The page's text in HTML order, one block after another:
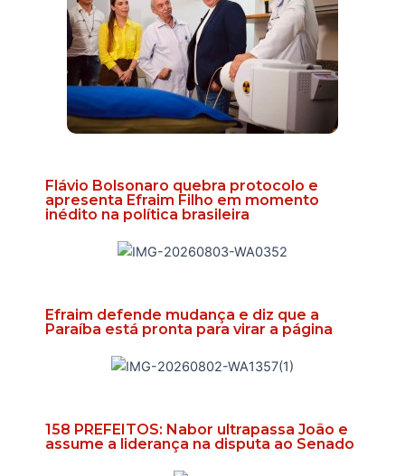
Flávio Bolsonaro quebra protocolo e
apresenta Efraim Filho em momento
inédito na política brasileira
Efraim defende mudança e diz que a
Paraíba está pronta para virar a página
158 PREFEITOS: Nabor ultrapassa João e
assume a liderança na disputa ao Senado